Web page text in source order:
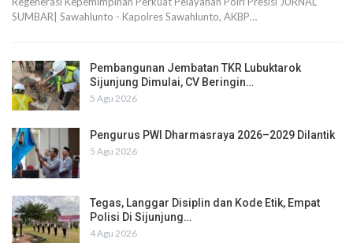
SUMBAR| Sawahlunto - Kapolres Sawahlunto, AKBP…
Pembangunan Jembatan TKR Lubuktarok
Sijunjung Dimulai, CV Beringin…
5 Agu 2026
Pengurus PWI Dharmasraya 2026–2029 Dilantik
5 Agu 2026
Tegas, Langgar Disiplin dan Kode Etik, Empat
Polisi Di Sijunjung…
4 Agu 2026